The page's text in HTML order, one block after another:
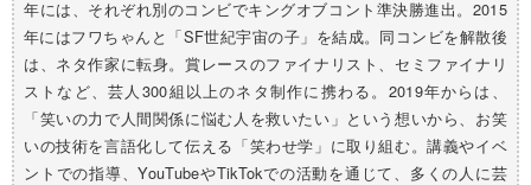
年には、それぞれ別のコンビでキングオブコント準決勝進出。2015
年にはフワちゃんと「SF世紀宇宙の子」を結成。同コンビを解散後
は、ネタ作家に転身。賞レースのファイナリスト、セミファイナリ
ストなど、芸人300組以上のネタ制作に携わる。2019年からは、
「笑いの力で人間関係に悩む人を救いたい」という想いから、お笑
いの技術を言語化して伝える「笑わせ学」に取り組む。講義やイベ
ントでの指導、YouTubeやTikTokでの活動を通じて、多くの人に芸